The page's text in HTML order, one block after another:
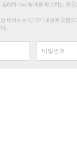
해하거나 명예를 훼손하는 댓
비하하는 단어가 내용에 포함
.